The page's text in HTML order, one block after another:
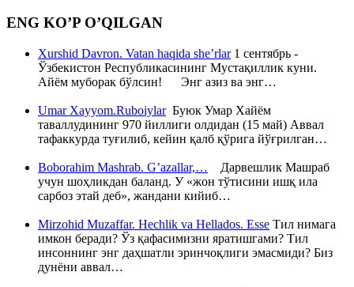
ENG KO’P O’QILGAN
Xurshid Davron. Vatan haqida she’rlar1 сентябрь -
Ўзбекистон Республикасининг Мустақиллик куни.
Айём муборак бўлсин! Энг азиз ва энг…
Umar Xayyom.RuboiylarБуюк Умар Хайём
таваллудининг 970 йиллиги олдидан (15 май) Аввал
тафаккурда туғилиб, кейин қалб қўрига йўғрилган…
Boborahim Mashrab. G’azallar,… Дарвешлик Машраб
учун шоҳликдан баланд. У «жон тўтисини ишқ ила
сарбоз этай деб», жандани кийиб…
Mirzohid Muzaffar. Hechlik va Hellados. Esse Тил нимага
имкон беради? Ўз қафасимизни яратишгами? Тил
инсоннинг энг даҳшатли эринчоқлиги эмасмиди? Биз
дунёни аввал…